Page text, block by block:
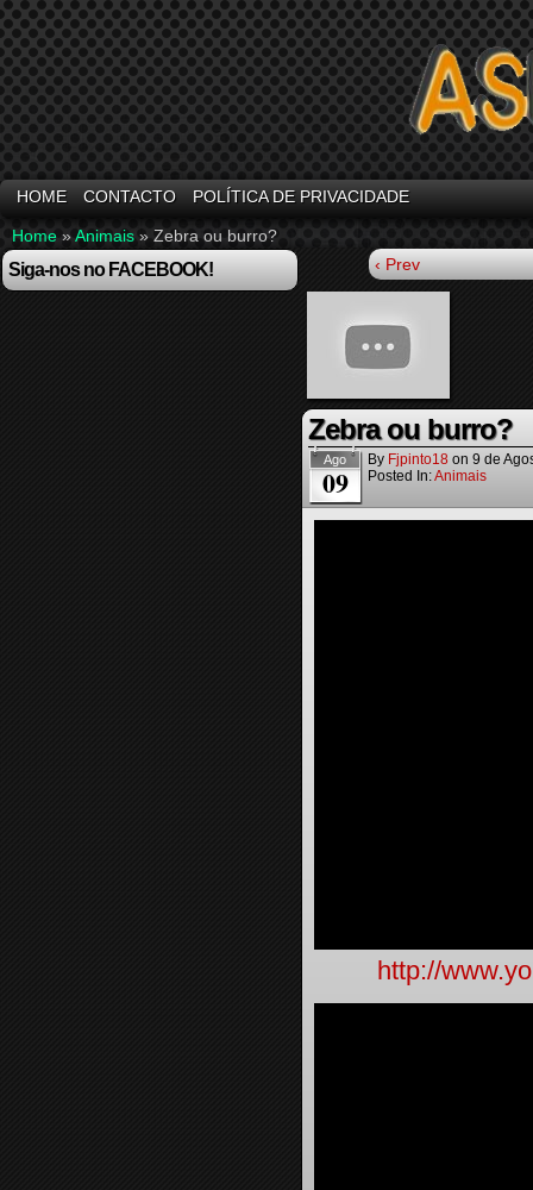
HOME CONTACTO POLÍTICA DE PRIVACIDADE
Home »Animais » Zebra ou burro?
Siga-nos no FACEBOOK! ‹ Prev
Zebra ou burro?
Ago
09
By Fjpinto18 on 9 de
Posted In:Animais
http://